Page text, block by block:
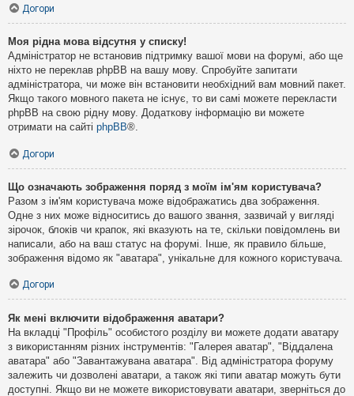
Догори
Моя рідна мова відсутня у списку!
Адміністратор не встановив підтримку вашої мови на форумі, або ще
ніхто не переклав phpBB на вашу мову. Спробуйте запитати
адміністратора, чи може він встановити необхідний вам мовний пакет.
Якщо такого мовного пакета не існує, то ви самі можете перекласти
phpBB на свою рідну мову. Додаткову інформацію ви можете
отримати на сайті phpBB®.
Догори
Що означають зображення поряд з моїм ім'ям користувача?
Разом з ім'ям користувача може відображатись два зображення.
Одне з них може відноситись до вашого звання, зазвичай у вигляді
зірочок, блоків чи крапок, які вказують на те, скільки повідомлень ви
написали, або на ваш статус на форумі. Інше, як правило більше,
зображення відомо як "аватара", унікальне для кожного користувача.
Догори
Як мені включити відображення аватари?
На вкладці "Профіль" особистого розділу ви можете додати аватару
з використанням різних інструментів: "Галерея аватар", "Віддалена
аватара" або "Завантажувана аватара". Від адміністратора форуму
залежить чи дозволені аватари, а також які типи аватар можуть бути
доступні. Якщо ви не можете використовувати аватари, зверніться до